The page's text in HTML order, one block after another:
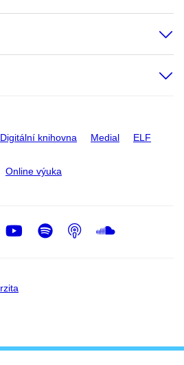
Digitální knihovna Medial ELF
Online výuka
Youtube
Spotify
Podcast